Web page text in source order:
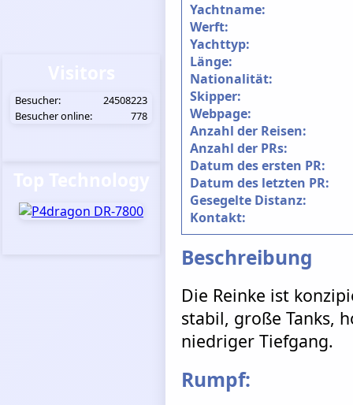
Yachtname:
Werft:
Yachttyp:
Länge:
Nationalität:
Skipper:
Webpage:
Anzahl der Reisen:
Anzahl der PRs:
Datum des ersten PR:
Datum des letzten PR:
Gesegelte Distanz:
Kontakt:
Beschreibung
Die Reinke ist
stabil, große Tanks,
niedriger Tiefgang.
Rumpf:
Besucher:
24508223
Besucher online:
778